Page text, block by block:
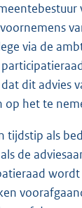
via de
dit advies
op het te
tijdstip als
de